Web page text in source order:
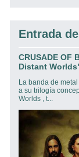
Entrada
CRUSADE OF
Distant
La banda de
a su trilogía
Worlds , t...